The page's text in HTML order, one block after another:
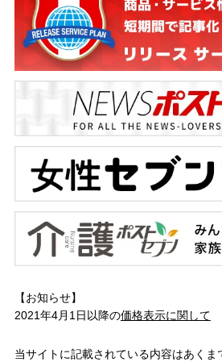
【お知らせ】
2021年4月1日以降の価格表示に関して
当サイトに記載されている内容はあく